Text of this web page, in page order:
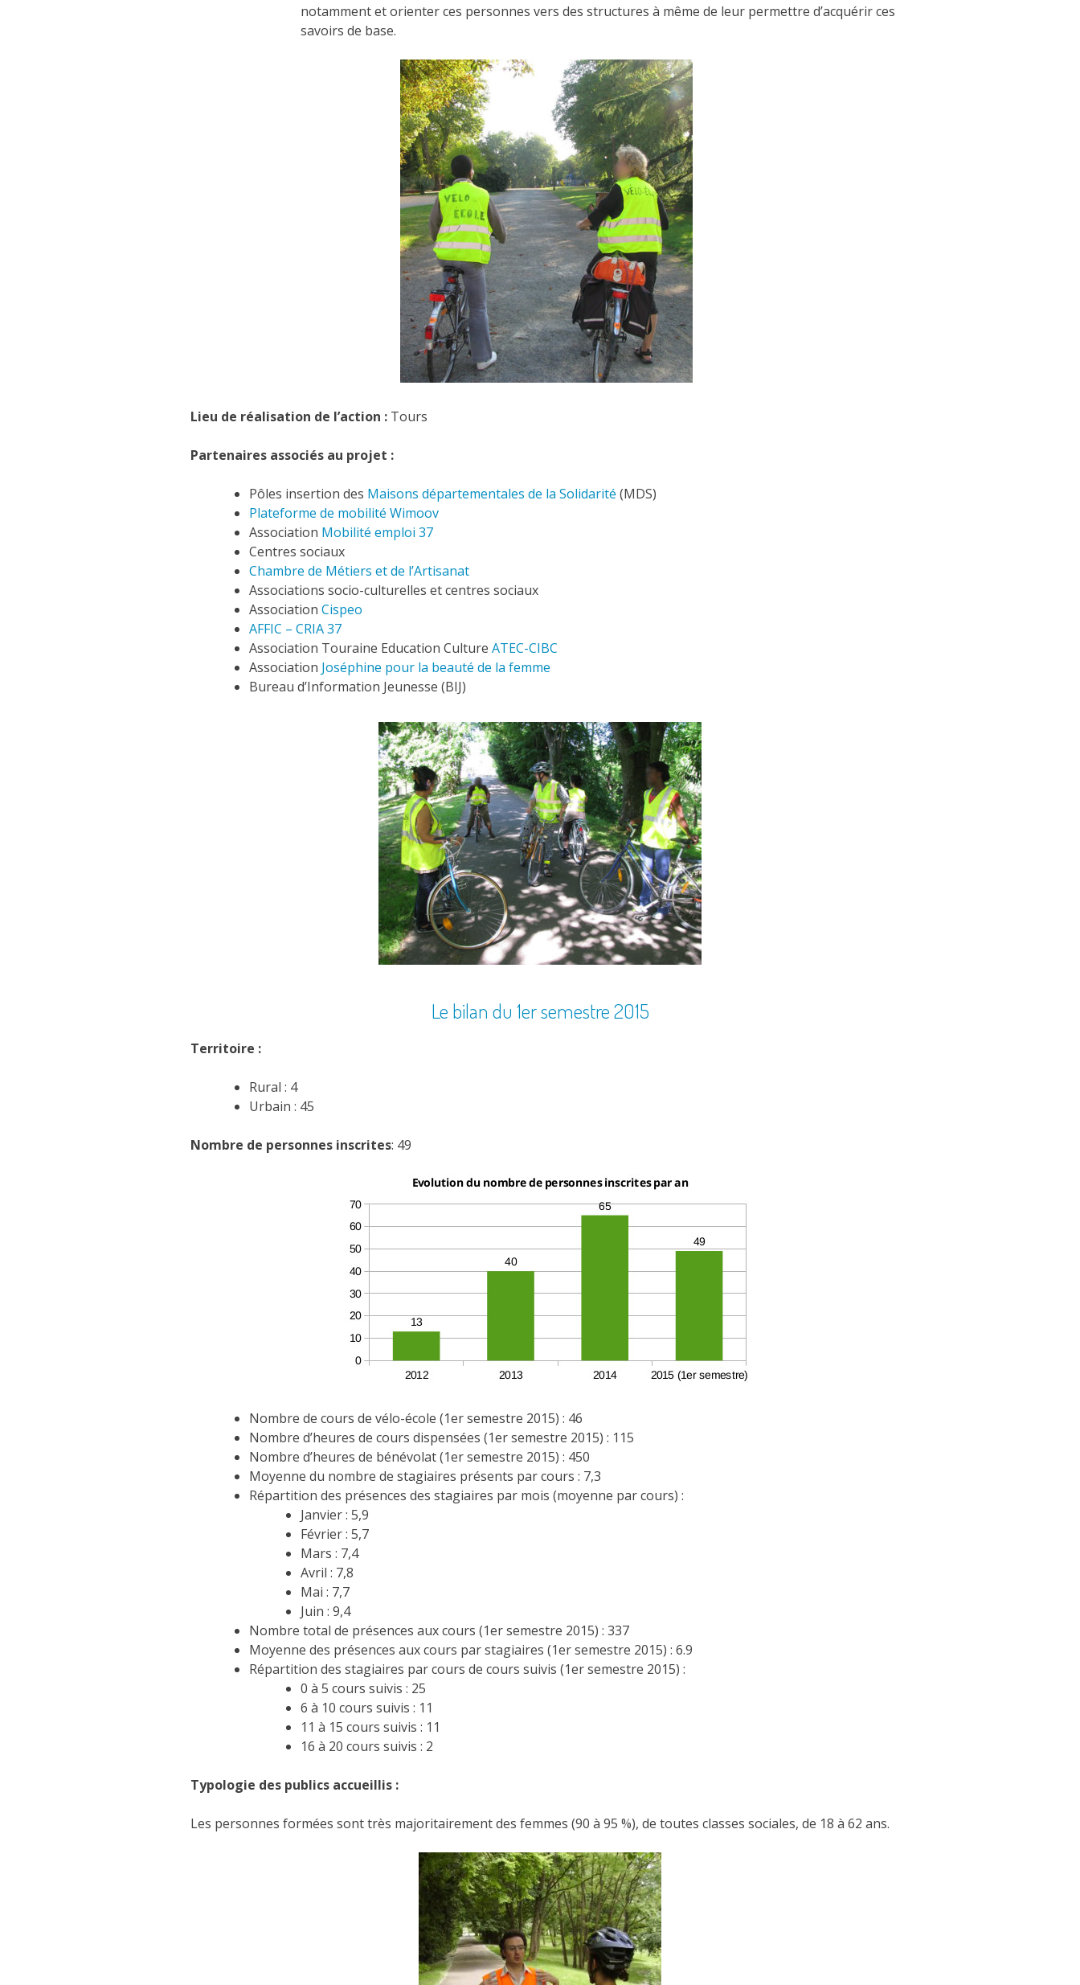
notamment et orienter ces personnes vers des structures à même de leur permettre d’acquérir ces
savoirs de base.
Lieu de réalisation de l’action : Tours
Partenaires associés au projet :
Pôles insertion des Maisons départementales de la Solidarité (MDS)
Plateforme de mobilité Wimoov
Association Mobilité emploi 37
Centres sociaux
Chambre de Métiers et de l’Artisanat
Associations socio-culturelles et centres sociaux
Association Cispeo
AFFIC – CRIA 37
Association Touraine Education Culture ATEC-CIBC
Association Joséphine pour la beauté de la femme
Bureau d’Information Jeunesse (BIJ)
Le bilan du 1er semestre 2015
Territoire :
Rural : 4
Urbain : 45
Nombre de personnes inscrites: 49
Nombre de cours de vélo-école (1er semestre 2015) : 46
Nombre d’heures de cours dispensées (1er semestre 2015) : 115
Nombre d’heures de bénévolat (1er semestre 2015) : 450
Moyenne du nombre de stagiaires présents par cours : 7,3
Répartition des présences des stagiaires par mois (moyenne par cours) :
Janvier : 5,9
Février : 5,7
Mars : 7,4
Avril : 7,8
Mai : 7,7
Juin : 9,4
Nombre total de présences aux cours (1er semestre 2015) : 337
Moyenne des présences aux cours par stagiaires (1er semestre 2015) : 6.9
Répartition des stagiaires par cours de cours suivis (1er semestre 2015) :
0 à 5 cours suivis : 25
6 à 10 cours suivis : 11
11 à 15 cours suivis : 11
16 à 20 cours suivis : 2
Typologie des publics accueillis :
Les personnes formées sont très majoritairement des femmes (90 à 95 %), de toutes classes sociales, de 18 à 62 ans.